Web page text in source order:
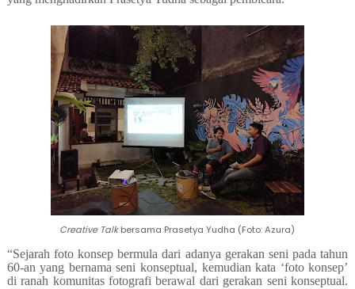
Creative Talkbersama Prasetya Yudha (Foto: Azura)
“Sejarah foto konsep bermula dari adanya gerakan seni pada tahun
60-an yang bernama seni konseptual, kemudian kata ‘foto konsep’
di ranah komunitas fotografi berawal dari gerakan seni konseptual.